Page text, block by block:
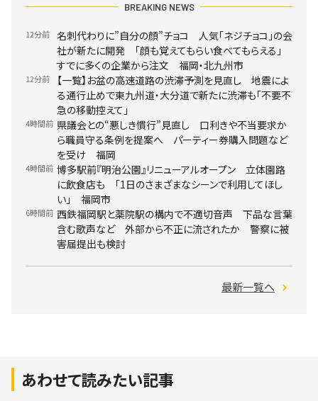
BREAKING NEWS
12分前
名刺代わりに”自分の顔”チョコ 人気「ネジチョコ」の会
社が新たに開発 「顔も覚えてもらい食べてもらえる」
すでに多くの企業から注文 福岡・北九州市
12分前
【一覧】お盆の高速道路の渋滞予測を見直し 地震によ
る通行止めで東九州道・大分道で新たに渋滞も「不要不
急の移動控えて」
4時間前 県議会との“悪しき慣行”見直し 口利きや不当要求か
ら職員守る条例を提案へ パーティー券購入問題など
を受け 福岡
4時間前 博多駅前『明治公園』リニューアルオープン 立体園路
に飲食店も 「1日のさまざまなシーンで利用してほし
い」 福岡市
6時間前 西鉄福岡駅と薬院駅の構内で不適切音声 下品な言葉
含む歌声など 外部から不正に流されたか 警察に被
害届提出も検討
最新一覧へ
あわせて読みたい記事